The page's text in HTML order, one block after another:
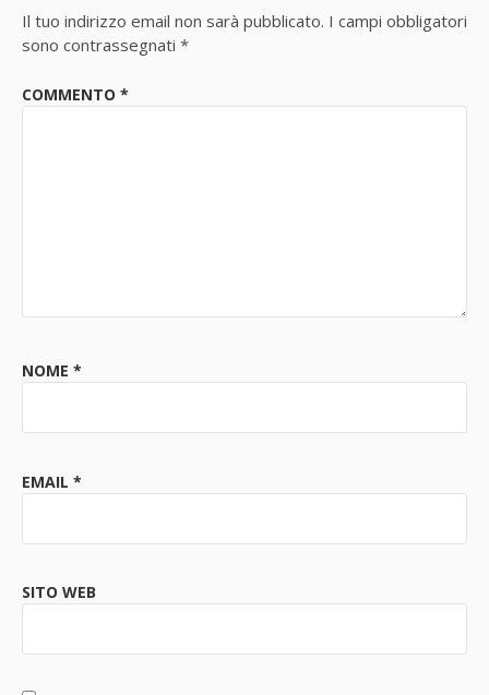
Il tuo indirizzo email non sarà pubblicato. I campi obbligatori
sono contrassegnati *
COMMENTO *
NOME *
EMAIL *
SITO WEB